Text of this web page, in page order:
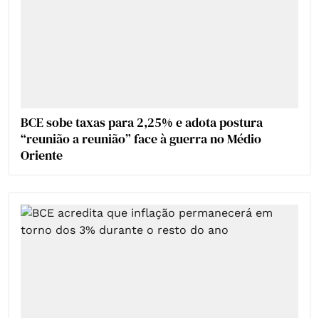
BCE sobe taxas para 2,25% e adota postura
“reunião a reunião” face à guerra no Médio
Oriente